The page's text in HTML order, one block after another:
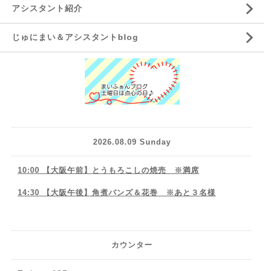
アシスタント紹介
じゅにまい＆アシスタントblog
2026.08.09 Sunday
10:00 【大阪午前】とうもろこしの焼売 ※満席
14:30 【大阪午後】角煮バンズ＆花巻 ※あと３名様
カウンター